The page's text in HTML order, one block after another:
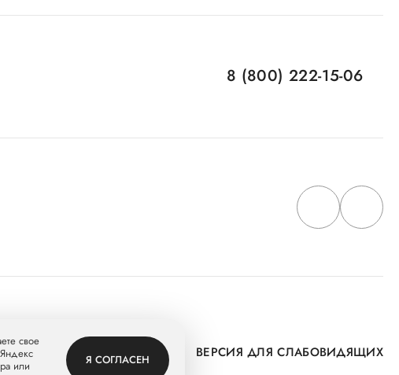
8 (800) 222-15-06
в Группу
ВЕРСИЯ ДЛЯ СЛАБОВИДЯЩИХ
свое
или
Я СОГЛАСЕН